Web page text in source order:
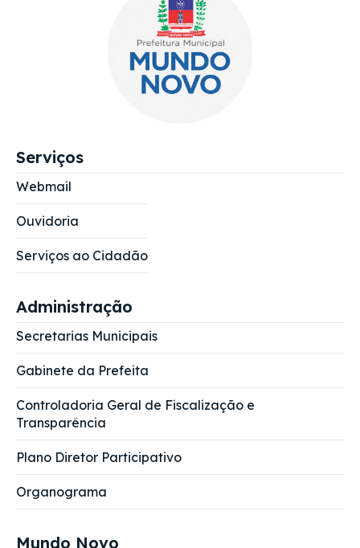
Serviços
Webmail
Ouvidoria
Serviços ao Cidadão
Administração
Secretarias Municipais
Gabinete da Prefeita
Controladoria Geral de Fiscalização e
Transparência
Plano Diretor Participativo
Organograma
Mundo Novo